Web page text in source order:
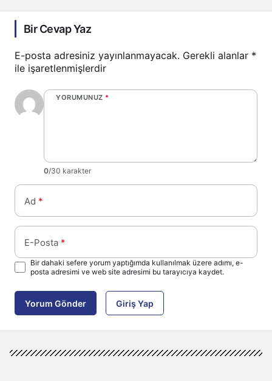
Bir Cevap Yaz
E-posta adresiniz yayınlanmayacak. Gerekli alanlar *
ile işaretlenmişlerdir
YORUMUNUZ *
0/30 karakter
Ad *
E-Posta *
Bir dahaki sefere yorum yaptığımda kullanılmak üzere adımı, e-
posta adresimi ve web site adresimi bu tarayıcıya kaydet.
Yorum Gönder Giriş Yap